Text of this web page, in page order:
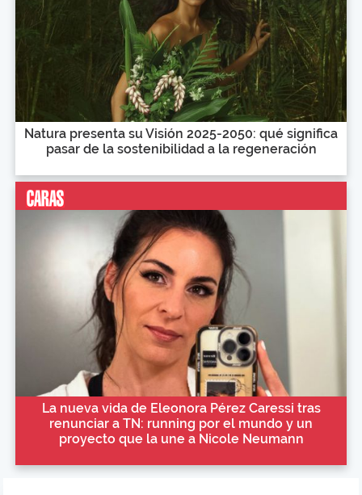
Natura presenta su Visión 2025-2050: qué significa
pasar de la sostenibilidad a la regeneración
La nueva vida de Eleonora Pérez Caressi tras
renunciar a TN: running por el mundo y un
proyecto que la une a Nicole Neumann